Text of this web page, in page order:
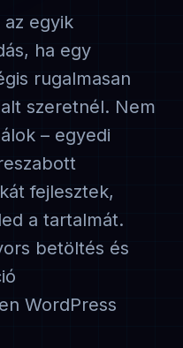
az egyik
ha egy
rugalmasan
szeretnél. Nem
– egyedi
fejlesztek,
a tartalmát.
betöltés és
WordPress